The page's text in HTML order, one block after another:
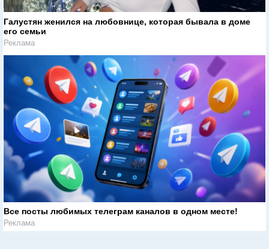
Галустян женился на любовнице, которая бывала в доме
его семьи
Реклама
Все посты любимых телеграм каналов в одном месте!
Реклама